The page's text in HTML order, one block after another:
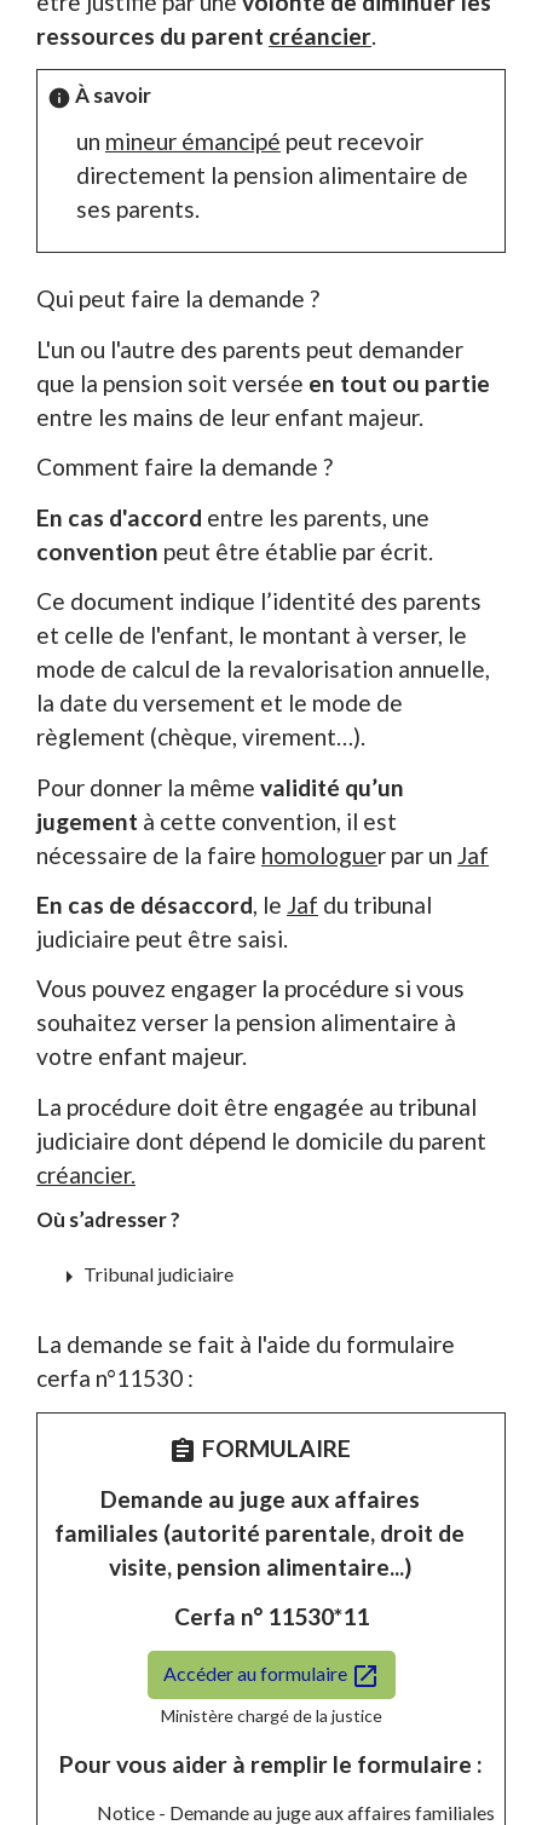
ressources du parent créancier.
info À savoir
un mineur émancipé peut recevoir
directement la pension alimentaire de
ses parents.
Qui peut faire la demande ?
L'un ou l'autre des parents peut demander
que la pension soit versée en tout ou partie
entre les mains de leur enfant majeur.
Comment faire la demande ?
En cas d'accord entre les parents, une
convention peut être établie par écrit.
Ce document indique l’identité des parents
et celle de l'enfant, le montant à verser, le
mode de calcul de la revalorisation annuelle,
la date du versement et le mode de
règlement (chèque, virement…).
Pour donner la même validité qu’un
jugement à cette convention, il est
nécessaire de la faire homologuer par un Jaf
En cas de désaccord, le Jaf du tribunal
judiciaire peut être saisi.
Vous pouvez engager la procédure si vous
souhaitez verser la pension alimentaire à
votre enfant majeur.
La procédure doit être engagée au tribunal
judiciaire dont dépend le domicile du parent
créancier.
Où s’adresser ?
arrow_right Tribunal judiciaire
La demande se fait à l'aide du formulaire
cerfa n°11530 :
assignment FORMULAIRE
Demande au juge aux affaires
familiales (autorité parentale, droit de
visite, pension alimentaire...)
Cerfa n° 11530*11
Accéder au formulaire open_in_new
Ministère chargé de la justice
Pour vous aider à remplir le formulaire :
Notice - Demande au juge aux affaires familiales